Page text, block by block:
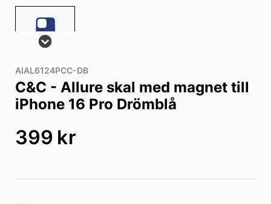
AIAL6124PCC-DB
C&C - Allure skal med magnet till
iPhone 16 Pro Drömblå
399 kr